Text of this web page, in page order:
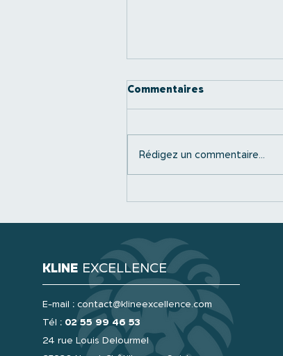
pourquoi choisir un
professionnel pour
flotte
Commentaires
Rédigez un commentaire...
KLINE EXCELLENCE
E-mail : contact@klineexcellence.com
Tél : 02 55 99 46 53
24 rue Louis Delourmel